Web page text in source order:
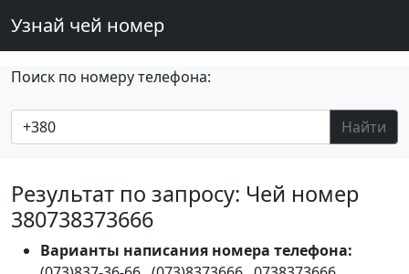
Узнай чей номер
Поиск по номеру телефона:
Найти
Результат по запросу: Чей номер
380738373666
Варианты написания номера телефона: